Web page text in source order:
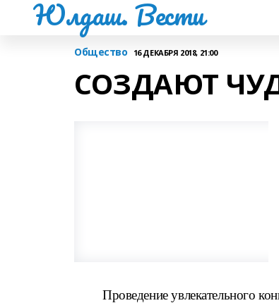
Юлдаш. Вести
Общество 16 ДЕКАБРЯ 2018, 21:00
СОЗДАЮТ
Проведение увлекательного